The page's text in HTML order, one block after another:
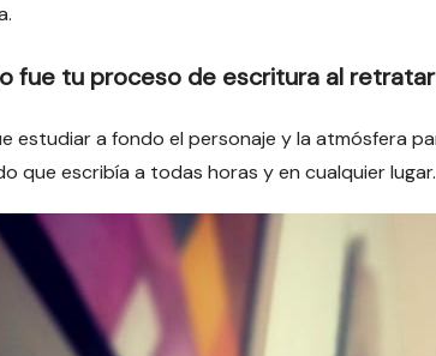
fue tu proceso de escritura al
estudiar a fondo el personaje y la atmósfera
que escribía a todas horas y en cualquier lugar.